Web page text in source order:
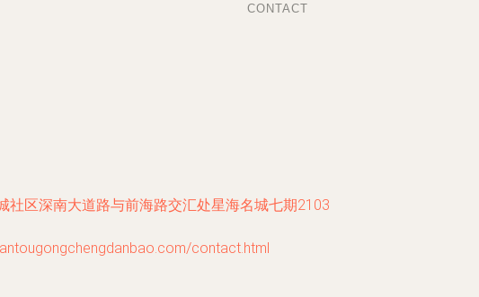
CONTACT
社区深南大道路与前海路交汇处星海名城七期2103
contact.html